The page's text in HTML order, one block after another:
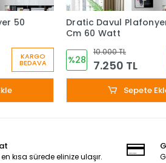
50
KARGO
BEDAVA
Dratic Davul
Cm 60 Watt
%28
10.000 TL
7.250 TL
Sepete
kısa sürede elinize ulaşır.